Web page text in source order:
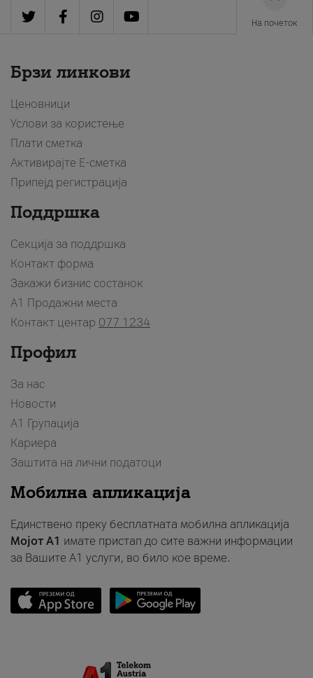
На почеток
Брзи линкови
Ценовници
Услови за користење
Плати сметка
Активирајте Е-сметка
Припејд регистрација
Поддршка
Секција за поддршка
Контакт форма
Закажи бизнис состанок
A1 Продажни места
Контакт центар 077 1234
Профил
За нас
Новости
А1 Групација
Кариера
Заштита на лични податоци
Мобилна апликација
Единствено преку бесплатната мобилна апликација
Мојот A1 имате пристап до сите важни информации
за Вашите A1 услуги, во било кое време.